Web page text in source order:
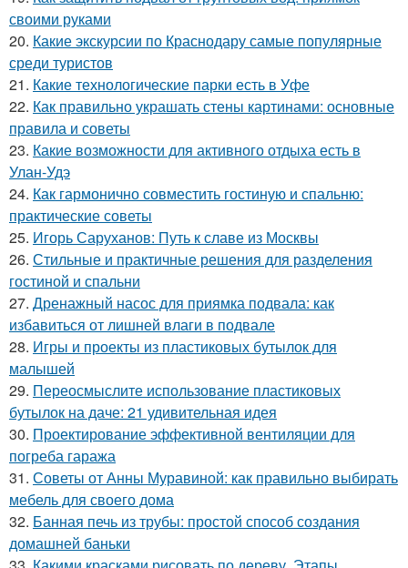
своими руками
20. Какие экскурсии по Краснодару самые популярные
среди туристов
21. Какие технологические парки есть в Уфе
22. Как правильно украшать стены картинами: основные
правила и советы
23. Какие возможности для активного отдыха есть в
Улан-Удэ
24. Как гармонично совместить гостиную и спальню:
практические советы
25. Игорь Саруханов: Путь к славе из Москвы
26. Стильные и практичные решения для разделения
гостиной и спальни
27. Дренажный насос для приямка подвала: как
избавиться от лишней влаги в подвале
28. Игры и проекты из пластиковых бутылок для
малышей
29. Переосмыслите использование пластиковых
бутылок на даче: 21 удивительная идея
30. Проектирование эффективной вентиляции для
погреба гаража
31. Советы от Анны Муравиной: как правильно выбирать
мебель для своего дома
32. Банная печь из трубы: простой способ создания
домашней баньки